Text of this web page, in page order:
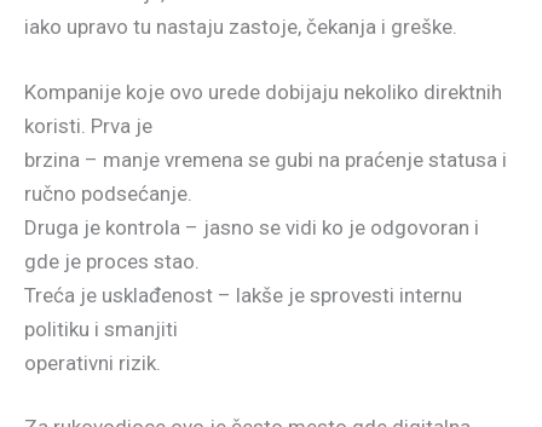
iako upravo tu nastaju zastoje, čekanja i greške.
Kompanije koje ovo urede dobijaju nekoliko direktnih
koristi. Prva je
brzina – manje vremena se gubi na praćenje statusa i
ručno podsećanje.
Druga je kontrola – jasno se vidi ko je odgovoran i
gde je proces stao.
Treća je usklađenost – lakše je sprovesti internu
politiku i smanjiti
operativni rizik.